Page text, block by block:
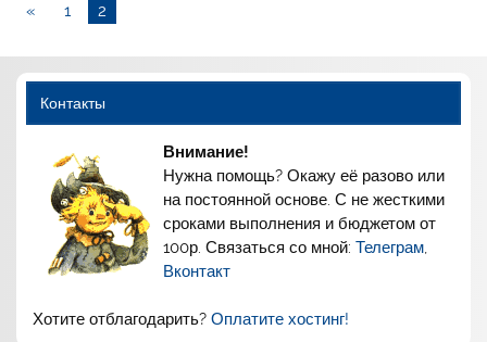
« 1 2
Контакты
Внимание!
Нужна помощь? Окажу её разово или
на постоянной основе. С не жесткими
сроками выполнения и бюджетом от
100р. Связаться со мной:Телеграм
Вконтакт
Хотите отблагодарить?Оплатите хостинг!